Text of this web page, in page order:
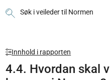
Søk i veileder til Normen
Innhold i rapporten
4.4. Hvordan skal